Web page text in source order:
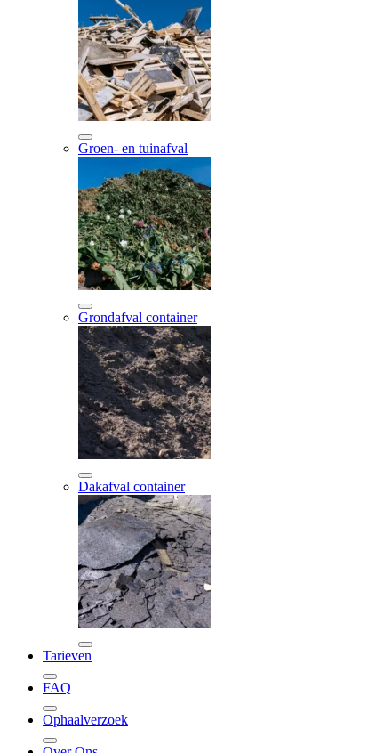
Groen- en tuinafval
Grondafval container
Dakafval container
Tarieven
FAQ
Ophaalverzoek